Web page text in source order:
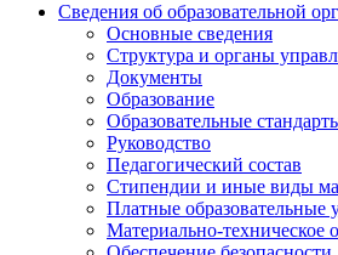
Сведения об образовательной
Основные сведения
Структура и органы
Документы
Образование
Образовательные
Руководство
Педагогический состав
Стипендии и иные виды
Платные образовательные
Материально-техническое